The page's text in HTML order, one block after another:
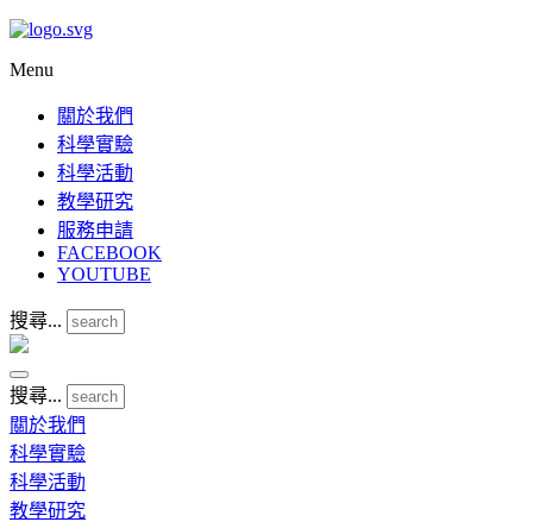
Menu
關於我們
科學實驗
科學活動
教學研究
服務申請
FACEBOOK
YOUTUBE
搜尋...
搜尋...
關於我們
科學實驗
科學活動
教學研究